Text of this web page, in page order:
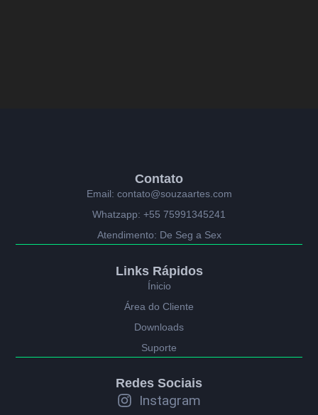
Contato
Email: contato@souzaartes.com
Whatzapp: +55 75991345241
Atendimento: De Seg a Sex
Redes Sociais
Instagram
Links Rápidos
Ínicio
Área do Cliente
Downloads
Suporte